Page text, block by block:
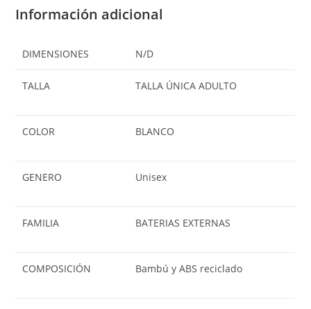
Información adicional
DIMENSIONES N/D
TALLA TALLA ÚNICA ADULTO
COLOR BLANCO
GENERO Unisex
FAMILIA BATERIAS EXTERNAS
COMPOSICIÓN Bambú y ABS reciclado